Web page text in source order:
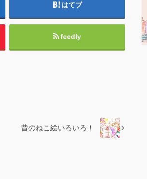
はてブ
feedly
昔のねこ絵いろいろ！